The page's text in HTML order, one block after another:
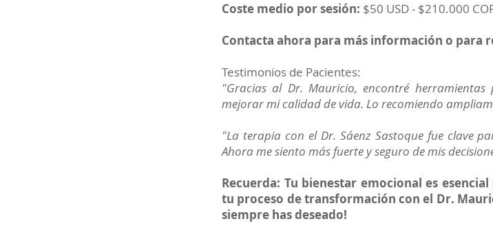
Coste medio por sesión: $50 USD - $210.000
Contacta ahora para más información o para
Testimonios de Pacientes:
"Gracias al Dr. Mauricio, encontré
mejorar mi calidad de vida. Lo recomiendo
"La terapia con el Dr. Sáenz Sastoque fue clave
Ahora me siento más fuerte y seguro de mis
Recuerda: Tu bienestar emocional es
tu proceso de transformación con el Dr.
siempre has deseado!